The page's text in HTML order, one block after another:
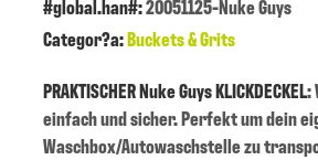
#global.han#:20051125-Nuke Guys
Categor?a:Buckets & Grits
PRAKTISCHER Nuke Guys KLICKDECKEL:
einfach und sicher. Perfekt um dein
Waschbox/Autowaschstelle zu